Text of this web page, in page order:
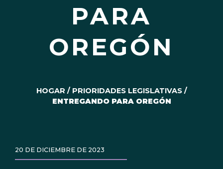
PARA
OREGÓN
HOGAR / PRIORIDADES LEGISLATIVAS/
ENTREGANDO PARA OREGÓN
20 DE DICIEMBRE DE 2023